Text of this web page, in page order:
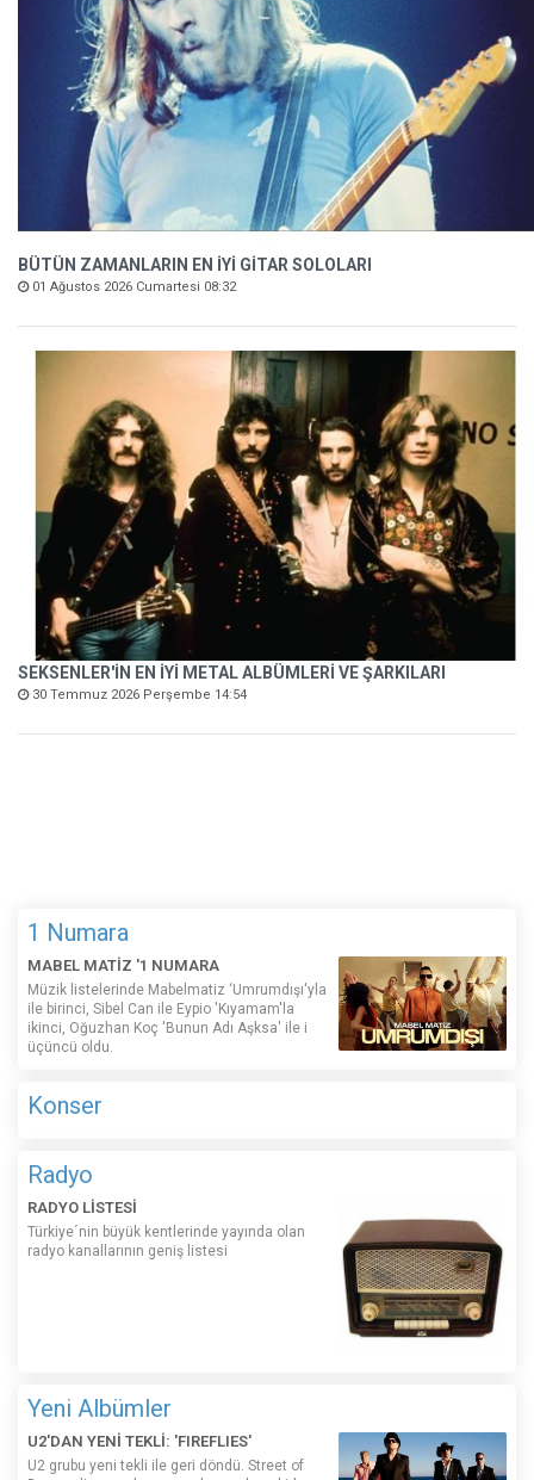
BÜTÜN ZAMANLARIN EN İYİ GİTAR SOLOLARI
01 Ağustos 2026 Cumartesi 08:32
SEKSENLER'İN EN İYİ METAL ALBÜMLERİ VE ŞARKILARI
30 Temmuz 2026 Perşembe 14:54
1 Numara
MABEL MATİZ '1 NUMARA
Müzik listelerinde Mabelmatiz ‘Umrumdışı'yla
ile birinci, Sibel Can ile Eypio 'Kıyamam'la
ikinci, Oğuzhan Koç 'Bunun Adı Aşksa' ile i
üçüncü oldu.
Konser
Radyo
RADYO LİSTESİ
Türkiye´nin büyük kentlerinde yayında olan
radyo kanallarının geniş listesi
Yeni Albümler
U2'DAN YENİ TEKLİ: 'FIREFLIES'
U2 grubu yeni tekli ile geri döndü. Street of